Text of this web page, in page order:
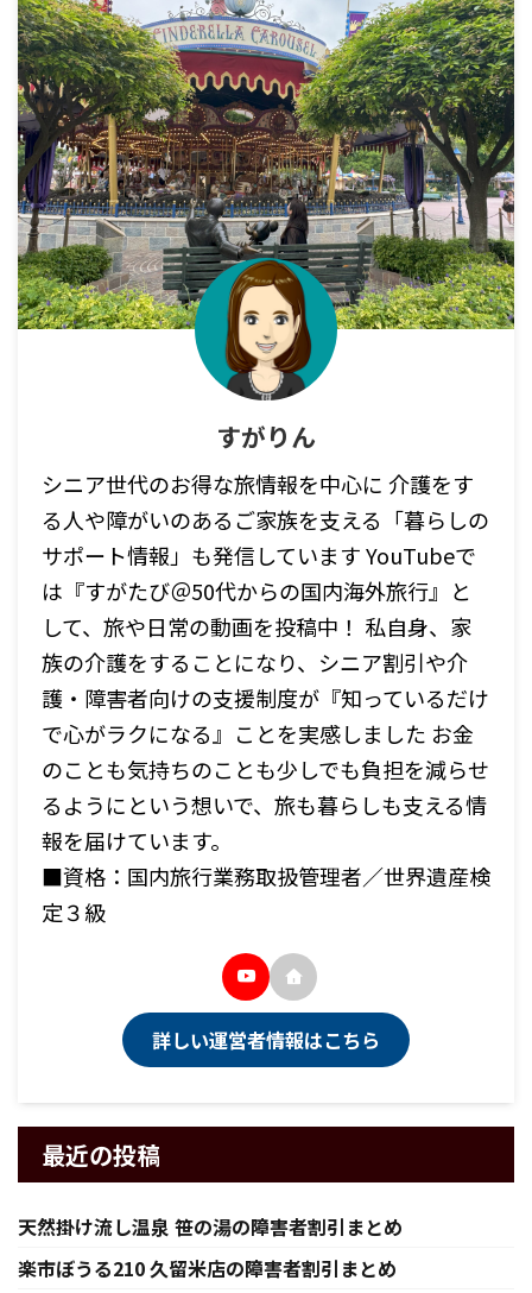
すがりん
シニア世代のお得な旅情報を中心に 介護をす
る人や障がいのあるご家族を支える「暮らしの
サポート情報」も発信しています YouTubeで
は『すがたび＠50代からの国内海外旅行』と
して、旅や日常の動画を投稿中！ 私自身、家
族の介護をすることになり、シニア割引や介
護・障害者向けの支援制度が『知っているだけ
で心がラクになる』ことを実感しました お金
のことも気持ちのことも少しでも負担を減らせ
るようにという想いで、旅も暮らしも支える情
報を届けています。
■資格：国内旅行業務取扱管理者／世界遺産検
定３級
詳しい運営者情報はこちら
最近の投稿
天然掛け流し温泉 笹の湯の障害者割引まとめ
楽市ぼうる210 久留米店の障害者割引まとめ